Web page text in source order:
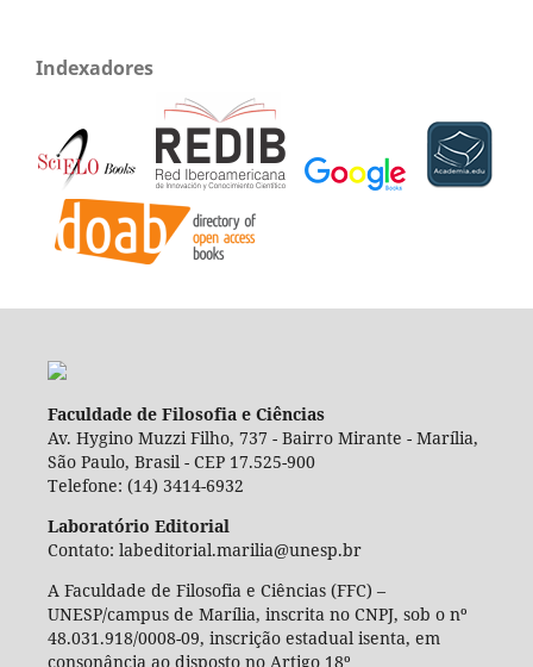
Indexadores
Faculdade de Filosofia e Ciências
Av. Hygino Muzzi Filho, 737 - Bairro Mirante - Marília,
São Paulo, Brasil - CEP 17.525-900
Telefone: (14) 3414-6932
Laboratório Editorial
Contato: labeditorial.marilia@unesp.br
A Faculdade de Filosofia e Ciências (FFC) –
UNESP/campus de Marília, inscrita no CNPJ, sob o nº
48.031.918/0008-09, inscrição estadual isenta, em
consonância ao disposto no Artigo 18º